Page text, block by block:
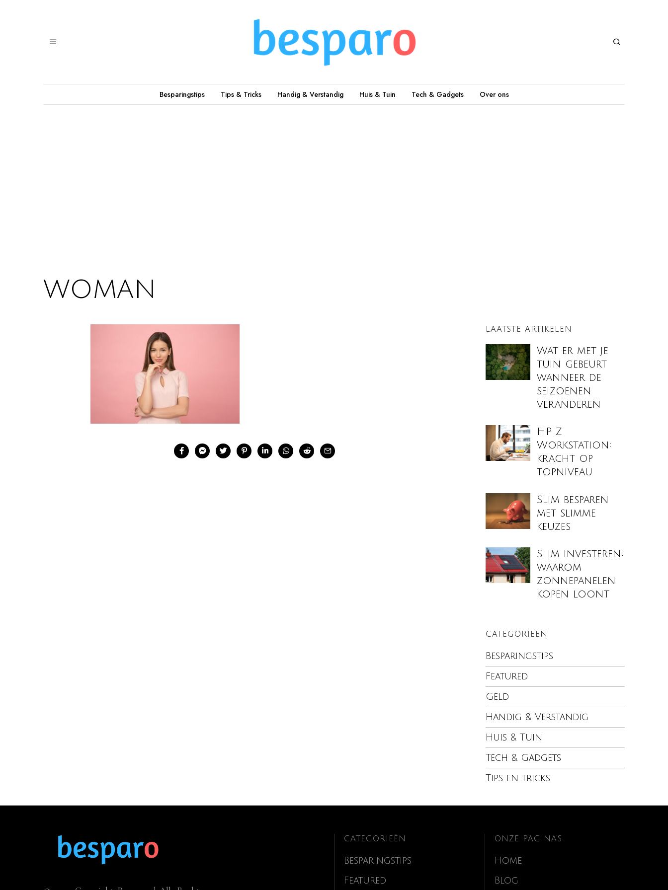
Besparingstips Tips & Tricks Handig & Verstandig Huis & Tuin Tech & Gadgets Over ons
woman
LAATSTE ARTIKELEN
Wat er met je
tuin gebeurt
wanneer de
seizoenen
veranderen
HP Z
Workstation:
kracht op
topniveau
Slim besparen
met slimme
keuzes
Slim investeren:
waarom
zonnepanelen
kopen loont
CATEGORIEËN
Besparingstips
Featured
Geld
Handig & Verstandig
Huis & Tuin
Tech & Gadgets
Tips en tricks
CATEGORIEËN
Besparingstips
Featured
ONZE PAGINA’S
Home
Blog